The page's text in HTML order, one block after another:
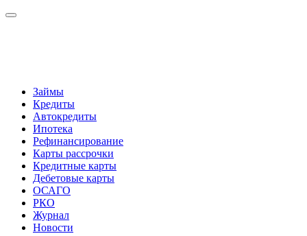
Займы
Кредиты
Автокредиты
Ипотека
Рефинансирование
Карты рассрочки
Кредитные карты
Дебетовые карты
ОСАГО
РКО
Журнал
Новости